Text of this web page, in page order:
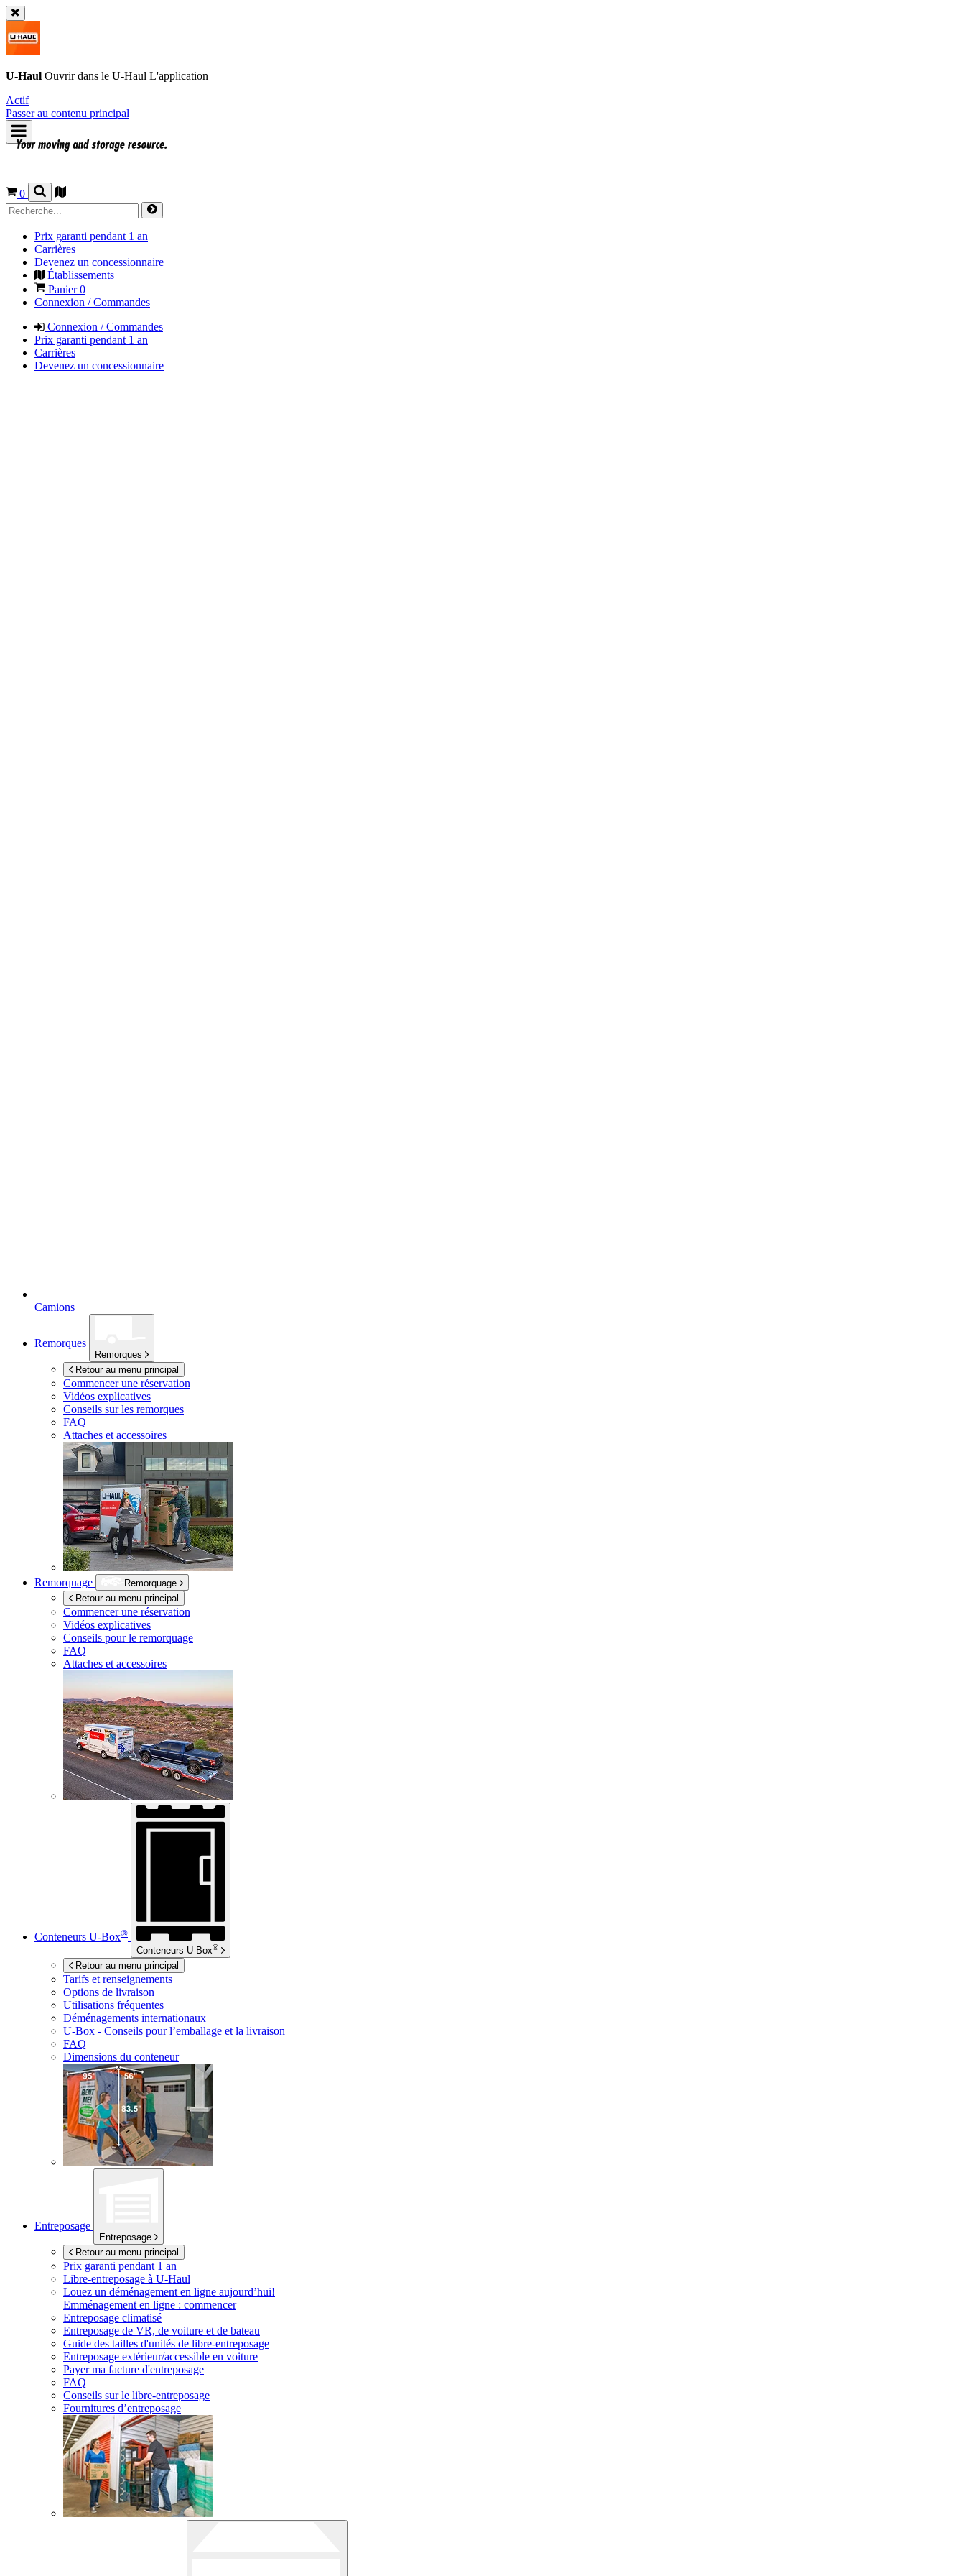
U-Haul Ouvrir dans le U-Haul L'application
Actif
Passer au contenu principal
0
Prix garanti pendant 1 an
Carrières
Devenez un concessionnaire
Établissements
Panier0
Connexion / Commandes
Connexion / Commandes
Prix garanti pendant 1 an
Carrières
Devenez un concessionnaire
Camions
Remorques
Remorques
Retour au menu principal
Commencer une réservation
Vidéos explicatives
Conseils sur les remorques
FAQ
Attaches et accessoires
Remorquage
Remorquage
Retour au menu principal
Commencer une réservation
Vidéos explicatives
Conseils pour le remorquage
FAQ
Attaches et accessoires
Conteneurs U-Box®
Conteneurs U-Box®
Retour au menu principal
Tarifs et renseignements
Options de livraison
Utilisations fréquentes
Déménagements internationaux
U-Box - Conseils pour l’emballage et la livraison
FAQ
Dimensions du conteneur
Entreposage
Entreposage
Retour au menu principal
Prix garanti pendant 1 an
Libre-entreposage à U-Haul
Louez un déménagement en ligne aujourd’hui!
Emménagement en ligne : commencer
Entreposage climatisé
Entreposage de VR, de voiture et de bateau
Guide des tailles d'unités de libre-entreposage
Entreposage extérieur/accessible en voiture
Payer ma facture d'entreposage
FAQ
Conseils sur le libre-entreposage
Fournitures d’entreposage